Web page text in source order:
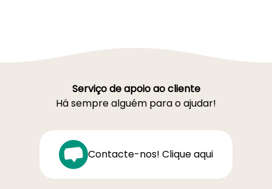
Serviço de apoio ao cliente
Há sempre alguém para o ajudar!
Contacte-nos! Clique aqui